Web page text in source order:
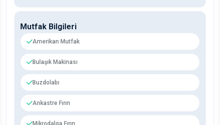
Mutfak Bilgileri
Amerikan Mutfak
Bulaşık Makinası
Buzdolabı
Ankastre Fırın
Mikrodalga Fırın